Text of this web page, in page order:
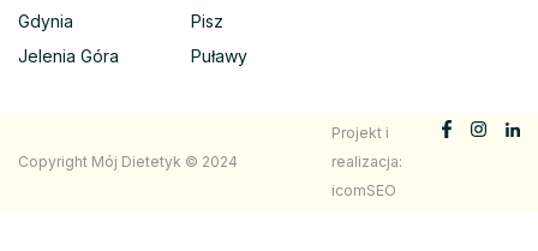
Gdynia
Jelenia Góra
Pisz
Puławy
Copyright Mój Dietetyk © 2024
Projekt i
realizacja:
icomSEO